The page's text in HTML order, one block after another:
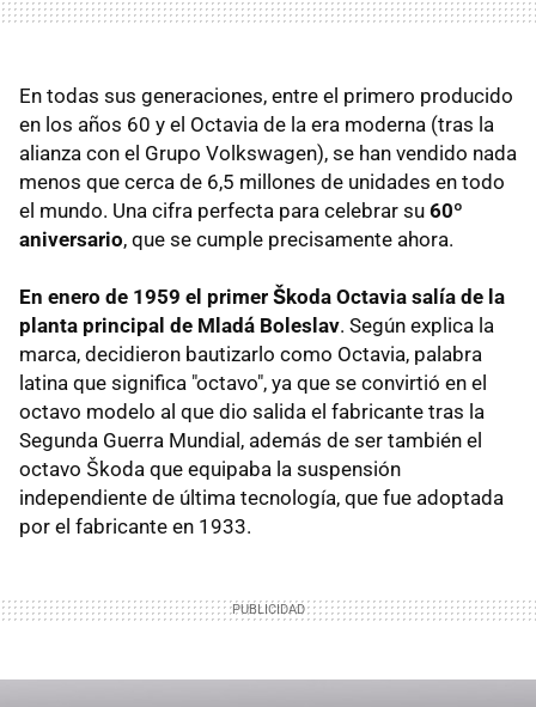
En todas sus generaciones, entre el primero producido
en los años 60 y el Octavia de la era moderna (tras la
alianza con el Grupo Volkswagen), se han vendido nada
menos que cerca de 6,5 millones de unidades en todo
el mundo. Una cifra perfecta para celebrar su 60º
aniversario, que se cumple precisamente ahora.
En enero de 1959 el primer Škoda Octavia salía de la
planta principal de Mladá Boleslav. Según explica la
marca, decidieron bautizarlo como Octavia, palabra
latina que significa "octavo", ya que se convirtió en el
octavo modelo al que dio salida el fabricante tras la
Segunda Guerra Mundial, además de ser también el
octavo Škoda que equipaba la suspensión
independiente de última tecnología, que fue adoptada
por el fabricante en 1933.